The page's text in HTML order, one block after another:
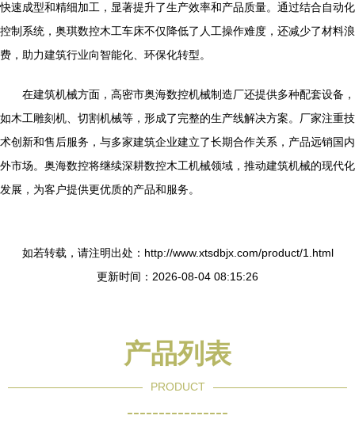
快速成型和精细加工，显著提升了生产效率和产品质量。通过结合自动化
控制系统，奥琪数控木工车床不仅降低了人工操作难度，还减少了材料浪
费，助力建筑行业向智能化、环保化转型。
在建筑机械方面，高密市奥海数控机械制造厂还提供多种配套设备，
如木工雕刻机、切割机械等，形成了完整的生产线解决方案。厂家注重技
术创新和售后服务，与多家建筑企业建立了长期合作关系，产品远销国内
外市场。奥海数控将继续深耕数控木工机械领域，推动建筑机械的现代化
发展，为客户提供更优质的产品和服务。
如若转载，请注明出处：http://www.xtsdbjx.com/product/1.html
更新时间：2026-08-04 08:15:26
产品列表
PRODUCT
----------------